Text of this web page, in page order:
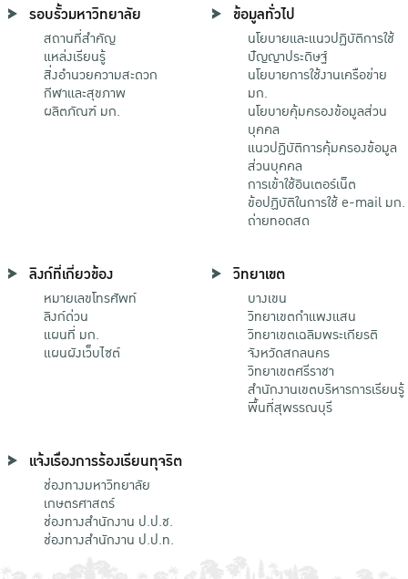
รอบรั้วมหาวิทยาลัย
สถานที่สำคัญ
แหล่งเรียนรู้
สิ่งอำนวยความสะดวก
กีฬาและสุขภาพ
ผลิตภัณฑ์ มก.
ข้อมูลทั่วไป
นโยบายและแนวปฏิบัติการใช้
ปัญญาประดิษฐ์
นโยบายการใช้งานเครือข่าย
มก.
นโยบายคุ้มครองข้อมูลส่วน
บุคคล
แนวปฏิบัติการคุ้มครองข้อมูล
ส่วนบุคคล
การเข้าใช้อินเตอร์เน็ต
ข้อปฏิบัติในการใช้ e-mail มก.
ถ่ายทอดสด
ลิงก์ที่เกี่ยวข้อง
หมายเลขโทรศัพท์
ลิงก์ด่วน
แผนที่ มก.
แผนผังเว็บไซต์
วิทยาเขต
บางเขน
วิทยาเขตกําแพงแสน
วิทยาเขตเฉลิมพระเกียรติ
จังหวัดสกลนคร
วิทยาเขตศรีราชา
สำนักงานเขตบริหารการเรียนรู้
พื้นที่สุพรรณบุรี
แจ้งเรื่องการร้องเรียนทุจริต
ช่องทางมหาวิทยาลัย
เกษตรศาสตร์
ช่องทางสำนักงาน ป.ป.ช.
ช่องทางสำนักงาน ป.ป.ท.